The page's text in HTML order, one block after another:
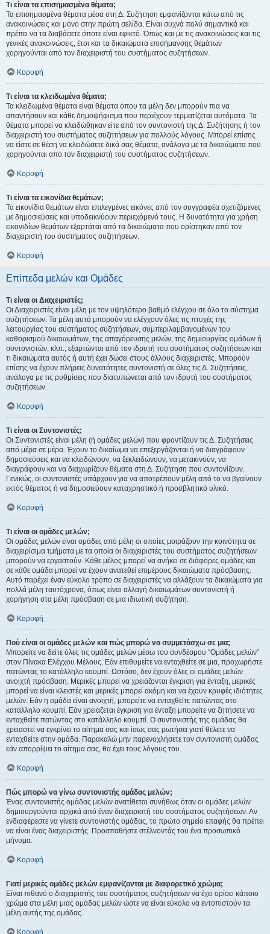
Τι είναι τα επισημασμένα θέματα;
Τα επισημασμένα θέματα μέσα στη Δ. Συζήτηση εμφανίζονται κάτω από τις
ανακοινώσεις και μόνο στην πρώτη σελίδα. Είναι συχνά πολύ σημαντικά και
πρέπει να τα διαβάσετε όποτε είναι εφικτό. Όπως και με τις ανακοινώσεις και τις
γενικές ανακοινώσεις, έτσι και τα δικαιώματα επισήμανσης θεμάτων
χορηγούνται από τον διαχειριστή του συστήματος συζητήσεων.
Κορυφή
Τι είναι τα κλειδωμένα θέματα;
Τα κλειδωμένα θέματα είναι θέματα όπου τα μέλη δεν μπορούν πια να
απαντήσουν και κάθε δημοψήφισμα που περιέχουν τερματίζεται αυτόματα. Τα
θέματα μπορεί να κλειδώθηκαν είτε από τον συντονιστή της Δ. Συζήτησης ή τον
διαχειριστή του συστήματος συζητήσεων για πολλούς λόγους. Μπορεί επίσης
να είστε σε θέση να κλειδώσετε δικά σας θέματα, ανάλογα με τα δικαιώματα που
χορηγούνται από τον διαχειριστή του συστήματος συζητήσεων.
Κορυφή
Τι είναι τα εικονίδια θεμάτων;
Τα εικονίδια θεμάτων είναι επιλεγμένες εικόνες από τον συγγραφέα σχετιζόμενες
με δημοσιεύσεις και υποδεικνύουν περιεχόμενό τους. Η δυνατότητα για χρήση
εικονιδίων θεμάτων εξαρτάται από τα δικαιώματα που ορίστηκαν από τον
διαχειριστή του συστήματος συζητήσεων.
Κορυφή
Επίπεδα μελών και Ομάδες
Τι είναι οι Διαχειριστές;
Οι Διαχειριστές είναι μέλη με τον υψηλότερο βαθμό ελέγχου σε όλο το σύστημα
συζητήσεων. Τα μέλη αυτά μπορούν να ελέγχουν όλες τις πτυχές της
λειτουργίας του συστήματος συζητήσεων, συμπεριλαμβανομένων του
καθορισμού δικαιωμάτων, της απαγόρευσης μελών, της δημιουργίας ομάδων ή
συντονιστών, κλπ., εξαρτώνται από τον ιδρυτή του συστήματος συζητήσεων και
τι δικαιώματα αυτός ή αυτή έχει δώσει στους άλλους διαχειριστές. Μπορούν
επίσης να έχουν πλήρεις δυνατότητες συντονιστή σε όλες τις Δ. Συζητήσεις,
ανάλογα με τις ρυθμίσεις που διατυπώνεται από τον ιδρυτή του συστήματος
συζητήσεων.
Κορυφή
Τι είναι οι Συντονιστές;
Οι Συντονιστές είναι μέλη (ή ομάδες μελών) που φροντίζουν τις Δ. Συζητήσεις
από μέρα σε μέρα. Έχουν το δικαίωμα να επεξεργάζονται ή να διαγράφουν
δημοσιεύσεις και να κλειδώνουν, να ξεκλειδώνουν, να μετακινούν, να
διαγράφουν και να διαχωρίζουν θέματα στη Δ. Συζήτηση που συντονίζουν.
Γενικώς, οι συντονιστές υπάρχουν για να αποτρέπουν μέλη από το να βγαίνουν
εκτός θέματος ή να δημοσιεύουν καταχρηστικό ή προσβλητικό υλικό.
Κορυφή
Τι είναι οι ομάδες μελών;
Οι ομάδες μελών είναι ομάδες από μέλη οι οποίες μοιράζουν την κοινότητα σε
διαχειρίσιμα τμήματα με τα οποία οι διαχειριστές του συστήματος συζητήσεων
μπορούν να εργαστούν. Κάθε μέλος μπορεί να ανήκει σε διάφορες ομάδες και
σε κάθε ομάδα μπορεί να έχουν ανατεθεί επιμέρους δικαιώματα πρόσβασης.
Αυτό παρέχει έναν εύκολο τρόπο σε διαχειριστές να αλλάξουν τα δικαιώματα για
πολλά μέλη ταυτόχρονα, όπως είναι αλλαγή δικαιωμάτων συντονιστή ή
χορήγηση στα μέλη πρόσβαση σε μια ιδιωτική συζήτηση.
Κορυφή
Πού είναι οι ομάδες μελών και πώς μπορώ να συμμετάσχω σε μια;
Μπορείτε να δείτε όλες τις ομάδες μελών μέσω του συνδέσμου “Ομάδες μελών”
στον Πίνακα Ελέγχου Μέλους. Εάν επιθυμείτε να ενταχθείτε σε μια, προχωρήστε
πατώντας το κατάλληλο κουμπί. Ωστόσο, δεν έχουν όλες οι ομάδες μελών
ανοιχτή πρόσβαση. Μερικές μπορεί να χρειάζονται έγκριση για ένταξη, μερικές
μπορεί να είναι κλειστές και μερικές μπορεί ακόμη και να έχουν κρυφές ιδιότητες
μελών. Εάν η ομάδα είναι ανοιχτή, μπορείτε να ενταχθείτε πατώντας στο
κατάλληλο κουμπί. Εάν χρειάζεται έγκριση για ένταξη μπορείτε να ζητήσετε να
ενταχθείτε πατώντας στο κατάλληλο κουμπί. Ο συντονιστής της ομάδας θα
χρειαστεί να εγκρίνει το αίτημα σας και ίσως σας ρωτήσει γιατί θέλετε να
ενταχθείτε στην ομάδα. Παρακαλώ μην παρενοχλήσετε τον συντονιστή ομάδας
εάν απορρίψει το αίτημα σας, θα έχει τους λόγους του.
Κορυφή
Πώς μπορώ να γίνω συντονιστής ομάδας μελών;
Ένας συντονιστής ομάδας μελών ανατίθεται συνήθως όταν οι ομάδες μελών
δημιουργούνται αρχικά από έναν διαχειριστή του συστήματος συζητήσεων. Αν
ενδιαφέρεστε να γίνετε συντονιστής ομάδας, το πρώτο σημείο επαφής θα πρέπει
να είναι ένας διαχειριστής. Προσπαθήστε στέλνοντάς του ένα προσωπικό
μήνυμα.
Κορυφή
Γιατί μερικές ομάδες μελών εμφανίζονται με διαφορετικό χρώμα;
Είναι πιθανό ο διαχειριστής του συστήματος συζητήσεων να έχει ορίσει κάποιο
χρώμα στα μέλη μιας ομάδας μελών ώστε να είναι εύκολο να εντοπιστούν τα
μέλη αυτής της ομάδας.
Κορυφή